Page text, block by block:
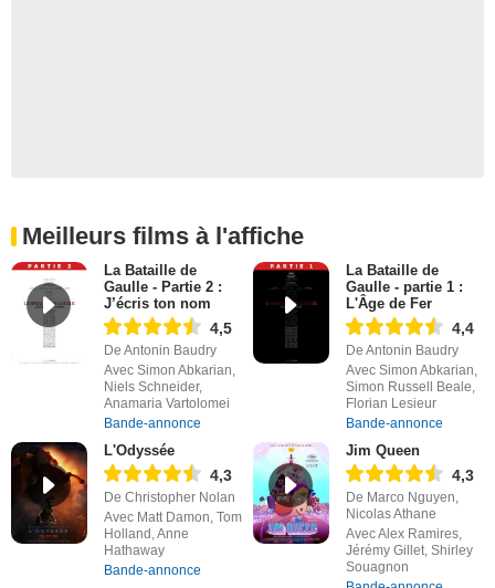
Meilleurs films à l'affiche
La Bataille de
Gaulle - Partie 2 :
J’écris ton nom
4,5
De Antonin Baudry
Avec Simon Abkarian,
Niels Schneider,
Anamaria Vartolomei
Bande-annonce
La Bataille de
Gaulle - partie 1 :
L'Âge de Fer
4,4
De Antonin Baudry
Avec Simon Abkarian,
Simon Russell Beale,
Florian Lesieur
Bande-annonce
L'Odyssée
4,3
De Christopher Nolan
Avec Matt Damon, Tom
Holland, Anne
Hathaway
Bande-annonce
Jim Queen
4,3
De Marco Nguyen,
Nicolas Athane
Avec Alex Ramires,
Jérémy Gillet, Shirley
Souagnon